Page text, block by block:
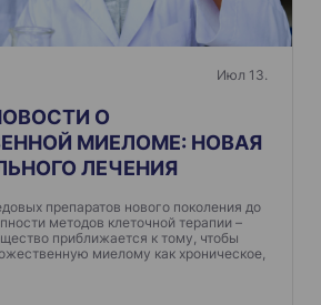
Июл 13.
О
МИЕЛОМЕ: НОВАЯ
ЛЕЧЕНИЯ
препаратов нового поколения до
методов клеточной терапии –
приближается к тому, чтобы
миелому как хроническое,